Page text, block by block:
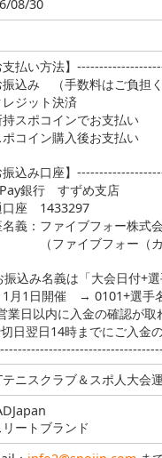
08/30
支払い方法】
込み （手数料はご負担
ジット決済
スポコインでお支払い
コイン購入後お支払い
振込み口座】
銀行 すずめ支店
口座 1433297
名義：ファイブフォー株式
ァイブフォー（カ）
込み名義は「大会日付+
1月1日開催 → 0101+選手
業日以内に入金の確認が取
日翌日14時までにご入金
テニスクラブ＆スポ人大会
ートブランド